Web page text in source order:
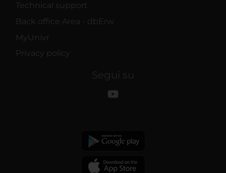
Technical support
Back office Area - dbErw
MyUnivr
Privacy policy
Segui su